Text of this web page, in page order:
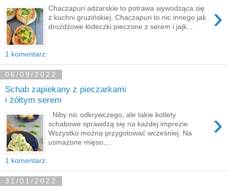
›
Chaczapuri adżarskie to potrawa wywodząca się
z kuchni gruzińskiej. Chaczapuri to nic innego jak
drożdżowe łódeczki pieczone z serem i jajk...
1 komentarz:
06/09/2022
Schab zapiekany z pieczarkami
i żółtym serem
›
Niby nic odkrywczego, ale takie kotlety
schabowe sprawdzą się na każdej imprezie.
Wszystko można przygotować wcześniej. Na
usmażone mięso,...
1 komentarz:
31/01/2022